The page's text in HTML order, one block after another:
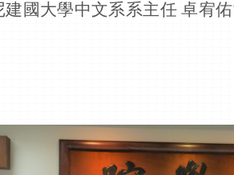
國大學中文系系主任 卓宥